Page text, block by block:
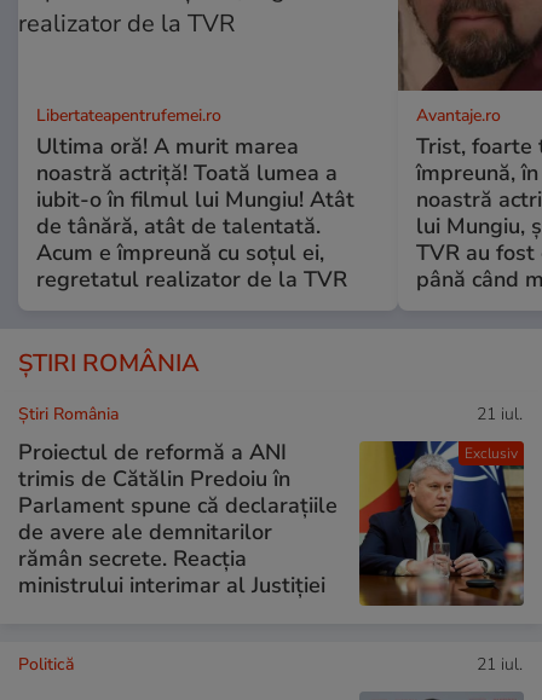
Libertateapentrufemei.ro
Ultima oră! A murit marea
noastră actriță! Toată lumea a
iubit-o în filmul lui Mungiu! Atât
de tânără, atât de talentată.
Acum e împreună cu soțul ei,
regretatul realizator de la TVR
Avantaje.ro
Trist, foarte
împreună,
noastră
lui Mungiu,
TVR au
până când
ȘTIRI ROMÂNIA
Exclusiv
Știri România 21 iul.
Proiectul de reformă a ANI
trimis de Cătălin Predoiu în
Parlament spune că declarațiile
de avere ale demnitarilor
rămân secrete. Reacția
ministrului interimar al Justiției
Politică 21 iul.